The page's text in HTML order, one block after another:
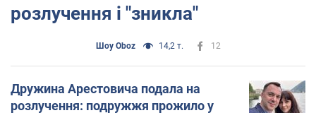
розлучення і "зникла"
Шоу Oboz 14,2 т. 12
Дружина Арестовича подала на
розлучення: подружжя прожило у